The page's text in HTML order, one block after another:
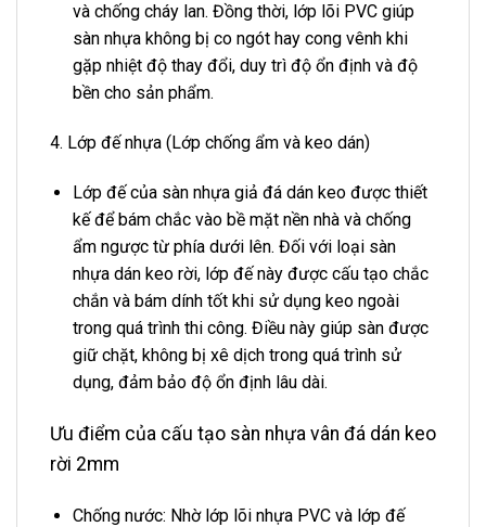
và chống cháy lan. Đồng thời, lớp lõi PVC giúp
sàn nhựa không bị co ngót hay cong vênh khi
gặp nhiệt độ thay đổi, duy trì độ ổn định và độ
bền cho sản phẩm.
4. Lớp đế nhựa (Lớp chống ẩm và keo dán)
Lớp đế của sàn nhựa giả đá dán keo được thiết
kế để bám chắc vào bề mặt nền nhà và chống
ẩm ngược từ phía dưới lên. Đối với loại sàn
nhựa dán keo rời, lớp đế này được cấu tạo chắc
chắn và bám dính tốt khi sử dụng keo ngoài
trong quá trình thi công. Điều này giúp sàn được
giữ chặt, không bị xê dịch trong quá trình sử
dụng, đảm bảo độ ổn định lâu dài.
Ưu điểm của cấu tạo sàn nhựa vân đá dán keo
rời 2mm
Chống nước: Nhờ lớp lõi nhựa PVC và lớp đế